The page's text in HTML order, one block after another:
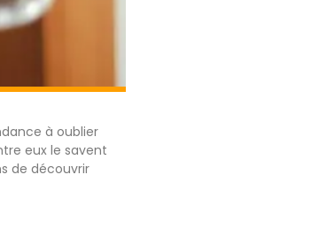
à oublier
eux le savent
de découvrir